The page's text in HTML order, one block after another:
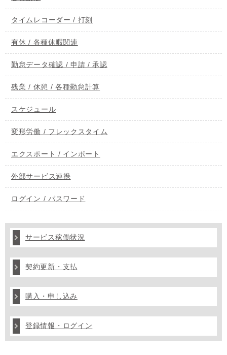
タイムレコーダー / 打刻
有休 / 各種休暇関連
勤怠データ確認 / 申請 / 承認
残業 / 休憩 / 各種勤怠計算
スケジュール
変形労働 / フレックスタイム
エクスポート / インポート
外部サービス連携
ログイン / パスワード
サービス稼働状況
契約更新・支払
購入・申し込み
登録情報・ログイン